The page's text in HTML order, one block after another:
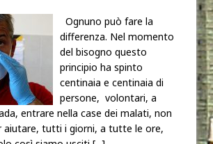
Ognuno può fare la
differenza. Nel momento
del bisogno questo
principio ha spinto
centinaia e centinaia di
persone, volontari, a
entrare nella case dei malati, non
aiutare, tutti i giorni, a tutte le ore,